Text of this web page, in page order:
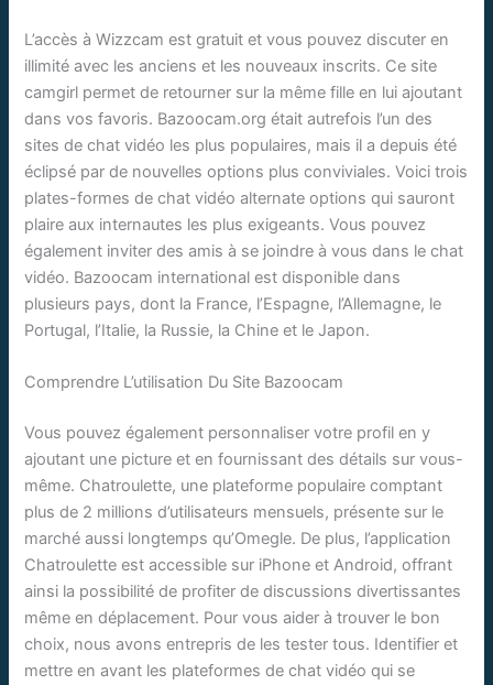
L’accès à Wizzcam est gratuit et vous pouvez discuter en
illimité avec les anciens et les nouveaux inscrits. Ce site
camgirl permet de retourner sur la même fille en lui ajoutant
dans vos favoris. Bazoocam.org était autrefois l’un des
sites de chat vidéo les plus populaires, mais il a depuis été
éclipsé par de nouvelles options plus conviviales. Voici trois
plates-formes de chat vidéo alternate options qui sauront
plaire aux internautes les plus exigeants. Vous pouvez
également inviter des amis à se joindre à vous dans le chat
vidéo. Bazoocam international est disponible dans
plusieurs pays, dont la France, l’Espagne, l’Allemagne, le
Portugal, l’Italie, la Russie, la Chine et le Japon.
Comprendre L’utilisation Du Site Bazoocam
Vous pouvez également personnaliser votre profil en y
ajoutant une picture et en fournissant des détails sur vous-
même. Chatroulette, une plateforme populaire comptant
plus de 2 millions d’utilisateurs mensuels, présente sur le
marché aussi longtemps qu’Omegle. De plus, l’application
Chatroulette est accessible sur iPhone et Android, offrant
ainsi la possibilité de profiter de discussions divertissantes
même en déplacement. Pour vous aider à trouver le bon
choix, nous avons entrepris de les tester tous. Identifier et
mettre en avant les plateformes de chat vidéo qui se